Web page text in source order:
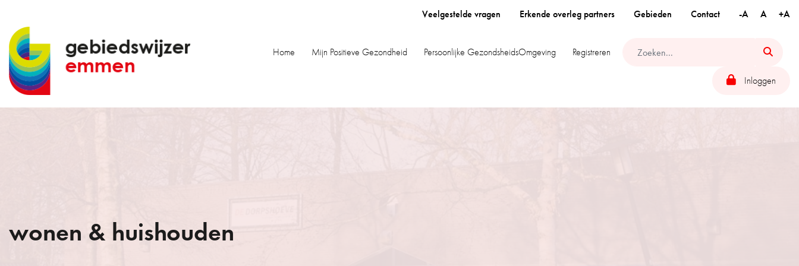
Veelgestelde vragen Erkende overleg partners Gebieden Contact -A A +A
Home Mijn Positieve Gezondheid Persoonlijke GezondsheidsOmgeving Registreren
Inloggen
wonen & huishouden